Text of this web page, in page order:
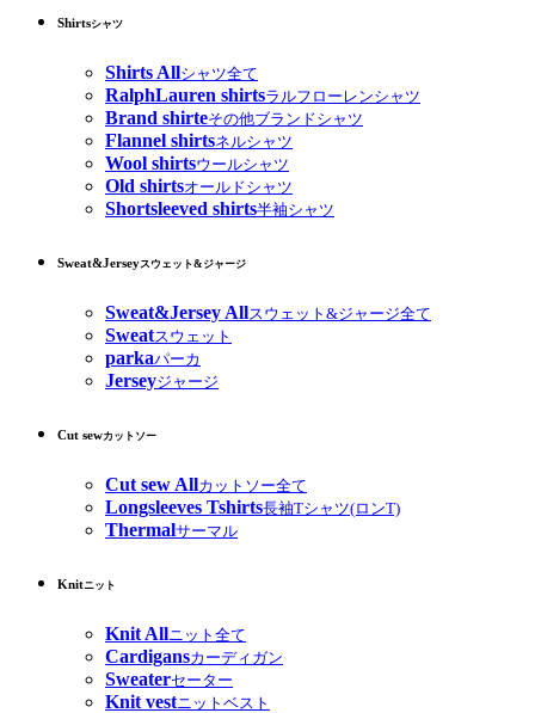
Shirtsシャツ
Shirts Allシャツ全て
RalphLauren shirtsラルフローレンシャツ
Brand shirteその他ブランドシャツ
Flannel shirtsネルシャツ
Wool shirtsウールシャツ
Old shirtsオールドシャツ
Shortsleeved shirts半袖シャツ
Sweat&Jerseyスウェット&ジャージ
Sweat&Jersey Allスウェット&ジャージ全て
Sweatスウェット
parkaパーカ
Jerseyジャージ
Cut sewカットソー
Cut sew Allカットソー全て
Longsleeves Tshirts長袖Tシャツ(ロンT)
Thermalサーマル
Knitニット
Knit Allニット全て
Cardigansカーディガン
Sweaterセーター
Knit vestニットベスト